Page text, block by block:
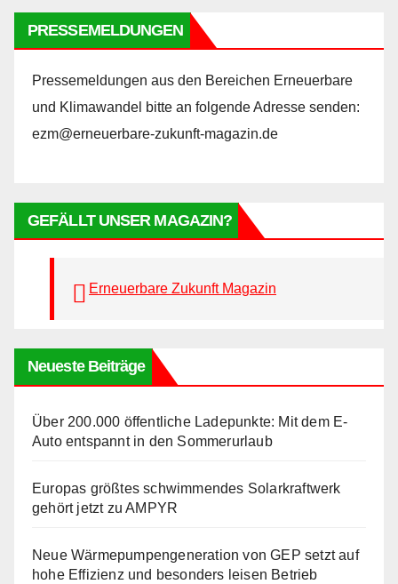
PRESSEMELDUNGEN
Pressemeldungen aus den Bereichen Erneuerbare
und Klimawandel bitte an folgende Adresse senden:
ezm@erneuerbare-zukunft-magazin.de
GEFÄLLT UNSER MAGAZIN?
Erneuerbare Zukunft Magazin
Neueste Beiträge
Über 200.000 öffentliche Ladepunkte: Mit dem E-
Auto entspannt in den Sommerurlaub
Europas größtes schwimmendes Solarkraftwerk
gehört jetzt zu AMPYR
Neue Wärmepumpengeneration von GEP setzt auf
hohe Effizienz und besonders leisen Betrieb